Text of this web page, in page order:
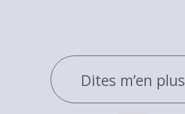
Dites m’en plus